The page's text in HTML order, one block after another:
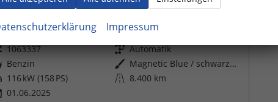
lieferbar Fahrzeug mit Tageszulassung
1063337 GetriebeAutomatik
Benzin Außenfarbe
Magnetic Blue / schwarzes Dach
116 kW (158 PS) Kilometerstand 8.400 km
01.06.2025
Impressum